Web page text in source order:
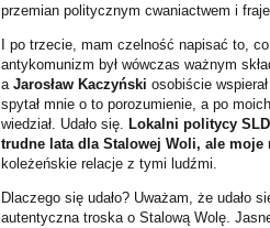
przemian politycznym cwaniactwem i
I po trzecie, mam czelność napisać to,
antykomunizm był wówczas ważnym
a Jarosław Kaczyński osobiście
spytał mnie o to porozumienie, a po
wiedział. Udało się. Lokalni politycy
trudne lata dla Stalowej Woli, ale moje
koleżeńskie relacje z tymi ludźmi.
Dlaczego się udało? Uważam, że udało
autentyczna troska o Stalową Wolę.